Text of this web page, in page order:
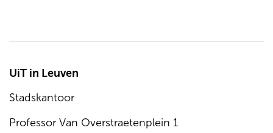
UiT in Leuven
Stadskantoor
Professor Van Overstraetenplein 1